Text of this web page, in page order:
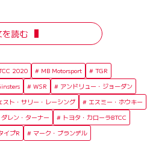
を読む
2020 MB Motorsport
TGR
WSR
アンドリュー・ジョーダン
スト・サリー・レーシング
エスミー・ホウキー
ダレン・ターナー
トヨタ・カローラBTCC
イプR
マーク・ブランデル